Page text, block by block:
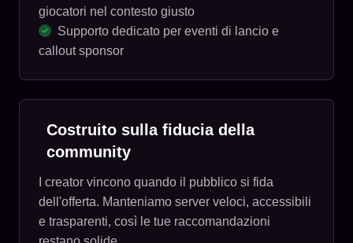
giocatori nel contesto giusto
Supporto dedicato per eventi di lancio e
callout sponsor
Costruito sulla fiducia della
community
I creator vincono quando il pubblico si fida
dell'offerta. Manteniamo server veloci, accessibili
e trasparenti, così le tue raccomandazioni